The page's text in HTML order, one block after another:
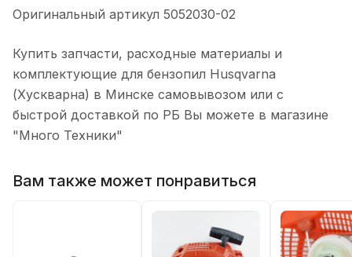
Оригинальный артикул 5052030-02
Купить запчасти, расходные материалы и
комплектующие для бензопил Husqvarna
(Хускварна) в Минске самовывозом или с
быстрой доставкой по РБ Вы можете в магазине
"Много Техники"
Вам также может понравиться